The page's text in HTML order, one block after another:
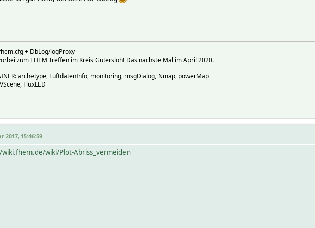
+ DbLog/logProxy
zum FHEM Treffen im Kreis Gütersloh! Das nächste Mal im April 2020.
archetype, LuftdatenInfo, monitoring, msgDialog, Nmap, powerMap
FluxLED
2017, 15:46:59
wiki/Plot-Abriss_vermeiden